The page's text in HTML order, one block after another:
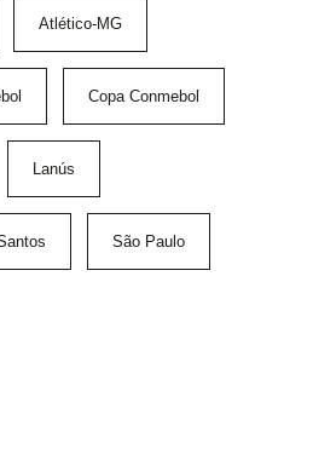
Atlético-MG
Copa Conmebol
Lanús
São Paulo